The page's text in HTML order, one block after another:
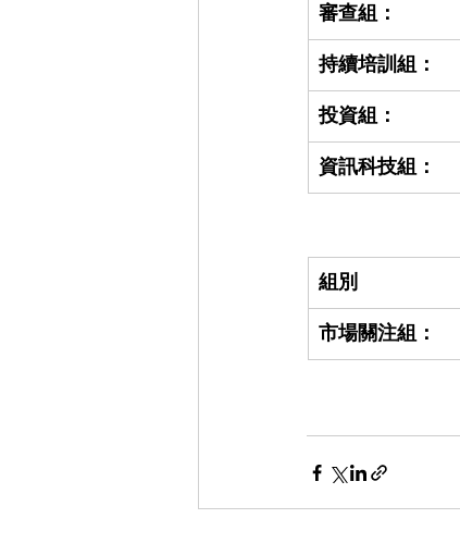
審查組：
持續培訓組：
投資組：
資訊科技組：
組別
市場關注組：